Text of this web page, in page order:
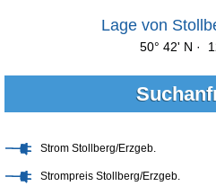
Lage von
50° 42' N ·
Strom Stollberg/Erzgeb.
Strompreis Stollberg/Erzgeb.